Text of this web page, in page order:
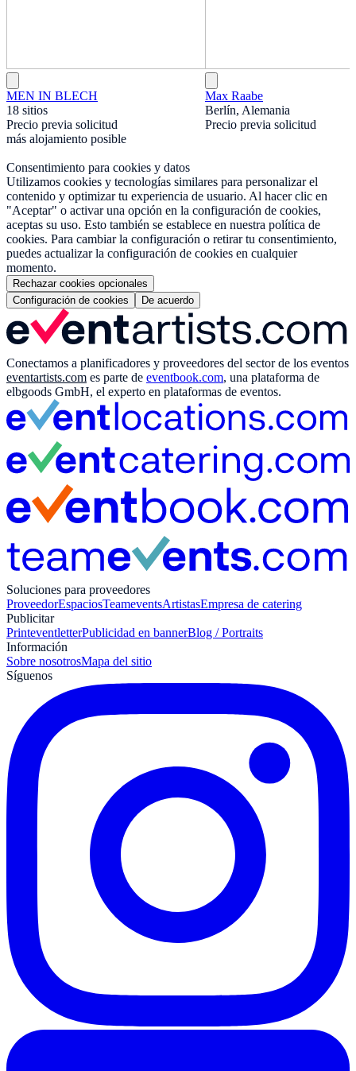
MEN IN BLECH
18 sitios
Precio previa solicitud
más alojamiento posible
Max Raabe
Berlín, Alemania
Precio previa solicitud
Consentimiento para cookies y datos
Utilizamos cookies y tecnologías similares para personalizar el
contenido y optimizar tu experiencia de usuario. Al hacer clic en
"Aceptar" o activar una opción en la configuración de cookies,
aceptas su uso. Esto también se establece en nuestra política de
cookies. Para cambiar la configuración o retirar tu consentimiento,
puedes actualizar la configuración de cookies en cualquier
momento.
Rechazar cookies opcionales
Configuración de cookies
De acuerdo
Conectamos a planificadores y proveedores del sector de los eventos
eventartists.com es parte de eventbook.com, una plataforma de
elbgoods GmbH, el experto en plataformas de eventos.
Soluciones para proveedores
ProveedorEspaciosTeameventsArtistasEmpresa de catering
Publicitar
PrinteventletterPublicidad en bannerBlog / Portraits
Información
Sobre nosotrosMapa del sitio
Síguenos